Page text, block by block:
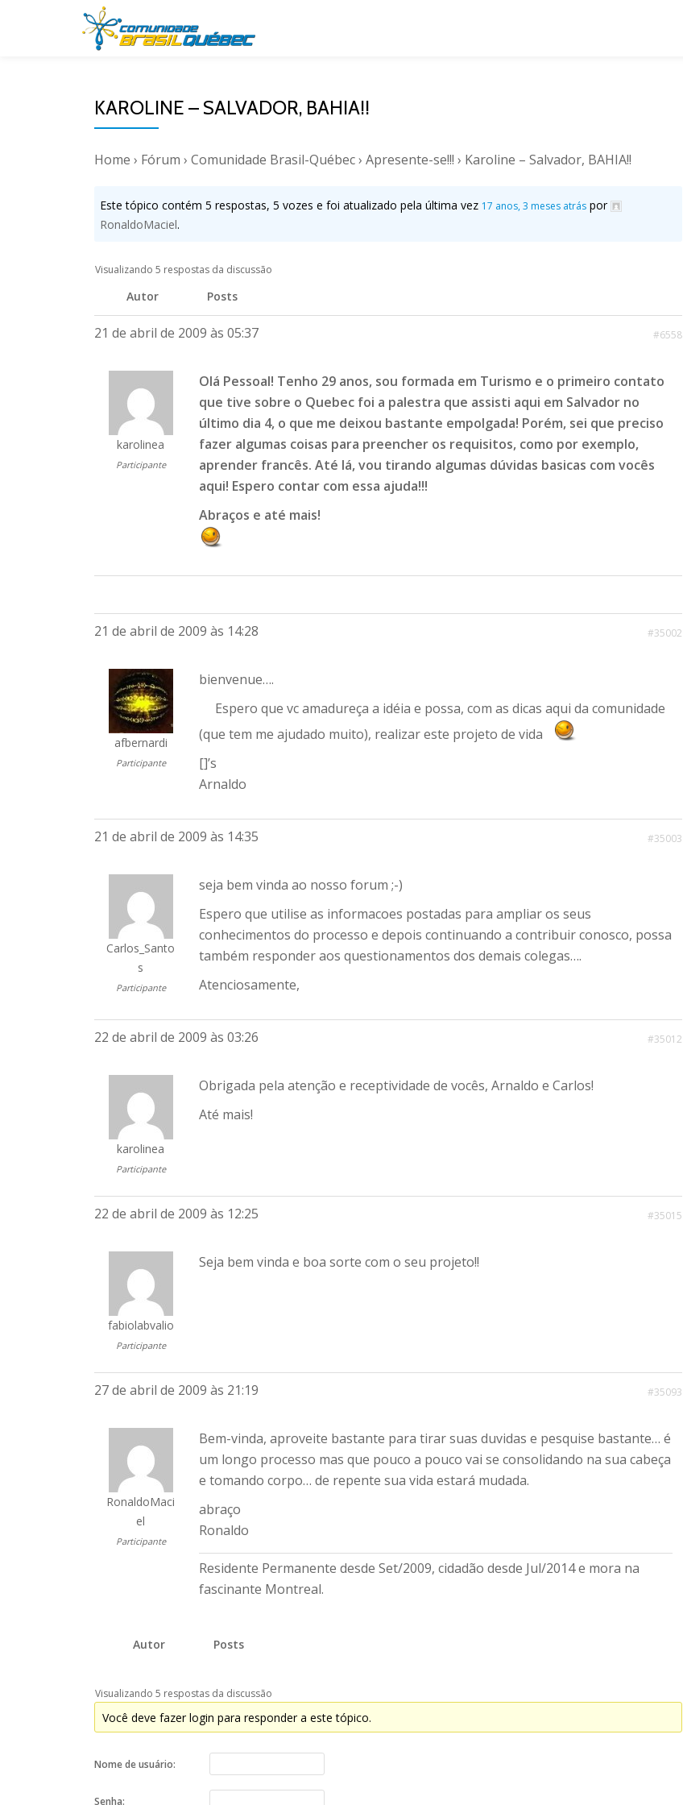
KAROLINE – SALVADOR, BAHIA!!
Home › Fórum › Comunidade Brasil-Québec› Apresente-se!!! › Karoline – Salvador, BAHIA!!
Este tópico contém 5 respostas, 5 vozes e foi atualizado pela última vez 17 anos, 3 meses atrás por
RonaldoMaciel.
Visualizando 5 respostas da discussão
Autor Posts
21 de abril de 2009 às 05:37 #6558
karolinea
Participante
Olá Pessoal! Tenho 29 anos, sou formada em Turismo e o primeiro contato
que tive sobre o Quebec foi a palestra que assisti aqui em Salvador no
último dia 4, o que me deixou bastante empolgada! Porém, sei que preciso
fazer algumas coisas para preencher os requisitos, como por exemplo,
aprender francês. Até lá, vou tirando algumas dúvidas basicas com vocês
aqui! Espero contar com essa ajuda!!!
Abraços e até mais!
21 de abril de 2009 às 14:28 #35002
afbernardi
Participante
bienvenue….
Espero que vc amadureça a idéia e possa, com as dicas aqui da comunidade
(que tem me ajudado muito), realizar este projeto de vida
[]’s
Arnaldo
21 de abril de 2009 às 14:35 #35003
Carlos_Santo
s
Participante
seja bem vinda ao nosso forum ;-)
Espero que utilise as informacoes postadas para ampliar os seus
conhecimentos do processo e depois continuando a contribuir conosco, possa
também responder aos questionamentos dos demais colegas….
Atenciosamente,
22 de abril de 2009 às 03:26 #35012
karolinea
Participante
Obrigada pela atenção e receptividade de vocês, Arnaldo e Carlos!
Até mais!
22 de abril de 2009 às 12:25 #35015
fabiolabvalio
Participante
Seja bem vinda e boa sorte com o seu projeto!!
27 de abril de 2009 às 21:19 #35093
RonaldoMaci
el
Participante
Bem-vinda, aproveite bastante para tirar suas duvidas e pesquise bastante… é
um longo processo mas que pouco a pouco vai se consolidando na sua cabeça
e tomando corpo… de repente sua vida estará mudada.
abraço
Ronaldo
Residente Permanente desde Set/2009, cidadão desde Jul/2014 e mora na
fascinante Montreal.
Autor Posts
Visualizando 5 respostas da discussão
Você deve fazer login para responder a este tópico.
Nome de usuário:
Senha: